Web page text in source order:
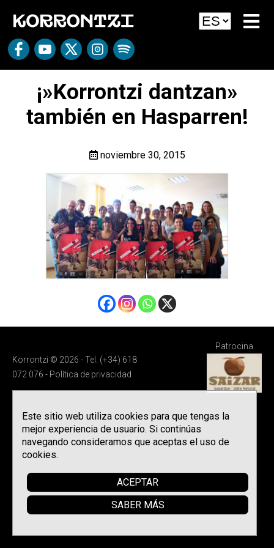
¡»Korrontzi dantzan»
también en Hasparren!
noviembre 30, 2015
Korrontzi © 2026 - Tel. (+34) 618
072 076 - Política de privacidad
Patrocina
Este sitio web utiliza cookies para que tengas la
mejor experiencia de usuario. Si continúas
navegando consideramos que aceptas el uso de
cookies.
ACEPTAR
SABER MÁS